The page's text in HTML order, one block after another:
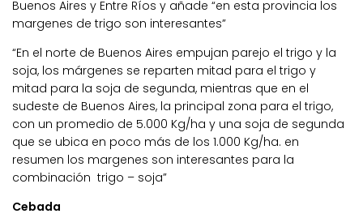
Buenos Aires y Entre Ríos y añade “en esta provincia los
margenes de trigo son interesantes”
“En el norte de Buenos Aires empujan parejo el trigo y la
soja, los márgenes se reparten mitad para el trigo y
mitad para la soja de segunda, mientras que en el
sudeste de Buenos Aires, la principal zona para el trigo,
con un promedio de 5.000 Kg/ha y una soja de segunda
que se ubica en poco más de los 1.000 Kg/ha. en
resumen los margenes son interesantes para la
combinación trigo – soja”
Cebada